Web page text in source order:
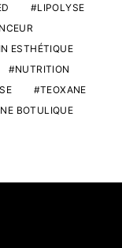
LIPOLYSE
ESTHÉTIQUE
NUTRITION
TEOXANE
BOTULIQUE